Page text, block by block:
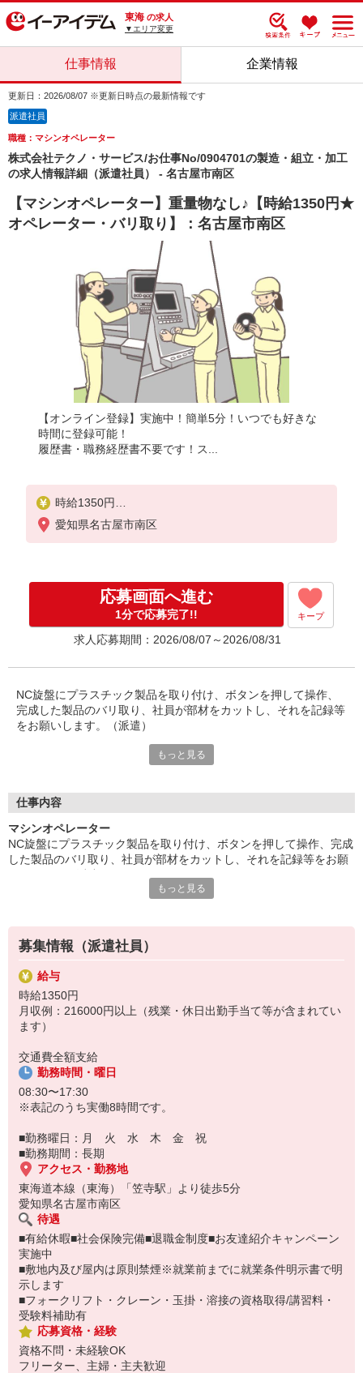
東海 の求人
▼エリア変更
仕事情報 企業情報
更新日：2026/08/07 ※更新日時点の最新情報です
派遣社員
職種：マシンオペレーター
株式会社テクノ・サービス/お仕事No/0904701の製造・組立・加工
の求人情報詳細（派遣社員） - 名古屋市南区
【マシンオペレーター】重量物なし♪【時給1350円★
オペレーター・バリ取り】：名古屋市南区
【オンライン登録】実施中！簡単5分！いつでも好きな
時間に登録可能！
履歴書・職務経歴書不要です！ス...
時給1350円
月収例：216000円以上（残業・休日出勤手当て等が
含まれています）
愛知県名古屋市南区
応募画面へ進む
1分で応募完了!! キープ
求人応募期間：2026/08/07～2026/08/31
NC旋盤にプラスチック製品を取り付け、ボタンを押して操作、
完成した製品のバリ取り、社員が部材をカットし、それを記録等
をお願いします。（派遣）
製品（重量物なし）の梱包、運搬などもあり、記載の業務の中で
のない方に向いています。細々作業＆黙々作業が好きな方にお勧
給与即払いOK！ただし就業状況によりご利用いただけない場合
があります。詳細はオペレーターへお問い合わせください。
『テクノ・サービス』は、派遣業界大手スタッフサービスグルー
じたお仕事をご案内します。
安全管理体制も万全ですので安心してご就業いただけます。
登録方法は、【オンライン】【電話】【登録会来場】の3つから
選べます♪
★★履歴書・証明写真は不要！★★
また、ご登録済の方はお仕事の紹介がスムーズです。
ご応募お待ちしています。
もっと見る
仕事内容
マシンオペレーター
NC旋盤にプラスチック製品を取り付け、ボタンを押して操作、完成
した製品のバリ取り、社員が部材をカットし、それを記録等をお願
製品（重量物なし）の梱包、運搬などもあり、記載の業務の中で人
ない方に向いています。細々作業＆黙々作業が好きな方にお勧めで
す。
＊座り仕事です
もっと見る
募集情報（派遣社員）
給与
時給1350円
月収例：216000円以上（残業・休日出勤手当て等が含まれてい
ます）
交通費全額支給
勤務時間・曜日
08:30〜17:30
※表記のうち実働8時間です。
■勤務曜日：月 火 水 木 金 祝
■勤務期間：長期
アクセス・勤務地
東海道本線（東海）「笠寺駅」より徒歩5分
愛知県名古屋市南区
待遇
■有給休暇■社会保険完備■退職金制度■お友達紹介キャンペーン
実施中
■敷地内及び屋内は原則禁煙※就業前までに就業条件明示書で明
示します
■フォークリフト・クレーン・玉掛・溶接の資格取得/講習料・
受験料補助有
応募資格・経験
資格不問・未経験OK
フリーター、主婦・主夫歓迎